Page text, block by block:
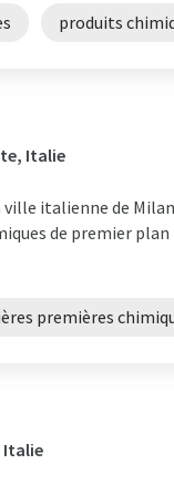
produits
Italie
ville italienne de
de premier
premières
Italie